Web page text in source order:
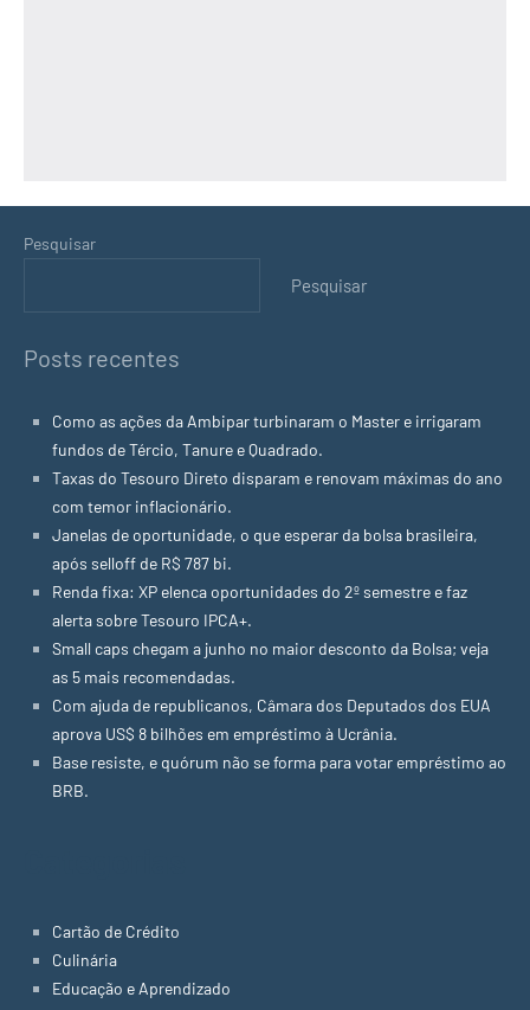
Pesquisar
Pesquisar
Posts recentes
Como as ações da Ambipar turbinaram o Master e irrigaram
fundos de Tércio, Tanure e Quadrado.
Taxas do Tesouro Direto disparam e renovam máximas do ano
com temor inflacionário.
Janelas de oportunidade, o que esperar da bolsa brasileira,
após selloff de R$ 787 bi.
Renda fixa: XP elenca oportunidades do 2º semestre e faz
alerta sobre Tesouro IPCA+.
Small caps chegam a junho no maior desconto da Bolsa; veja
as 5 mais recomendadas.
Com ajuda de republicanos, Câmara dos Deputados dos EUA
aprova US$ 8 bilhões em empréstimo à Ucrânia.
Base resiste, e quórum não se forma para votar empréstimo ao
BRB.
Cartão de Crédito
Culinária
Educação e Aprendizado